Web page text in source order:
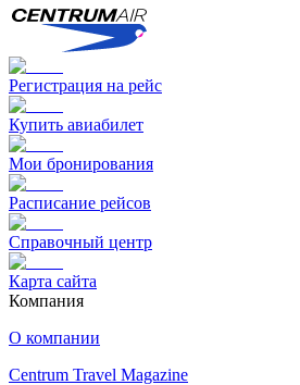
Регистрация на рейс
Купить авиабилет
Мои бронирования
Расписание рейсов
Справочный центр
Карта сайта
Компания
О компании
Centrum Travel Magazine